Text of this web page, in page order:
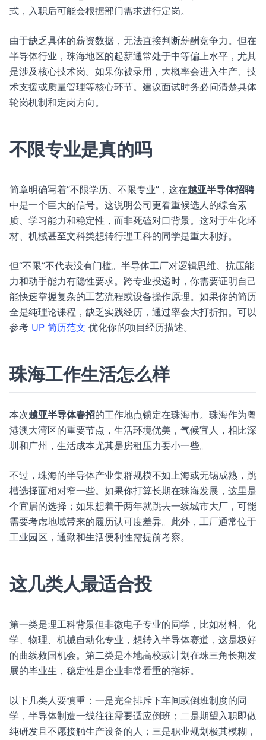
式，入职后可能会根据部门需求进行定岗。
由于缺乏具体的薪资数据，无法直接判断薪酬竞争力。但在
半导体行业，珠海地区的起薪通常处于中等偏上水平，尤其
是涉及核心技术岗。如果你被录用，大概率会进入生产、技
术支援或质量管理等核心环节。建议面试时务必问清楚具体
轮岗机制和定岗方向。
不限专业是真的吗
简章明确写着“不限学历、不限专业”，这在越亚半导体招聘
中是一个巨大的信号。这说明公司更看重候选人的综合素
质、学习能力和稳定性，而非死磕对口背景。这对于生化环
材、机械甚至文科类想转行理工科的同学是重大利好。
但“不限”不代表没有门槛。半导体工厂对逻辑思维、抗压能
力和动手能力有隐性要求。跨专业投递时，你需要证明自己
能快速掌握复杂的工艺流程或设备操作原理。如果你的简历
全是纯理论课程，缺乏实践经历，通过率会大打折扣。可以
参考 UP 简历范文 优化你的项目经历描述。
珠海工作生活怎么样
本次越亚半导体春招的工作地点锁定在珠海市。珠海作为粤
港澳大湾区的重要节点，生活环境优美，气候宜人，相比深
圳和广州，生活成本尤其是房租压力要小一些。
不过，珠海的半导体产业集群规模不如上海或无锡成熟，跳
槽选择面相对窄一些。如果你打算长期在珠海发展，这里是
个宜居的选择；如果想着干两年就跳去一线城市大厂，可能
需要考虑地域带来的履历认可度差异。此外，工厂通常位于
工业园区，通勤和生活便利性需提前考察。
这几类人最适合投
第一类是理工科背景但非微电子专业的同学，比如材料、化
学、物理、机械自动化专业，想转入半导体赛道，这是极好
的曲线救国机会。第二类是本地高校或计划在珠三角长期发
展的毕业生，稳定性是企业非常看重的指标。
以下几类人要慎重：一是完全排斥下车间或倒班制度的同
学，半导体制造一线往往需要适应倒班；二是期望入职即做
纯研发且不愿接触生产设备的人；三是职业规划极其模糊，